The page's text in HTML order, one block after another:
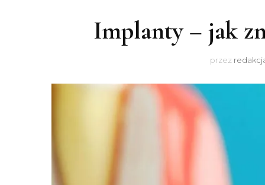
Implanty – jak
przez